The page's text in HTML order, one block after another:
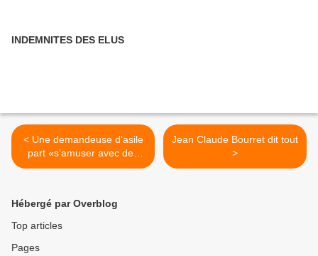
INDEMNITES DES ELUS
< Une demandeuse d’asile
part «s’amuser avec des
copains», sa fille de quatre
Jean Claude Bourret dit tout
>
Hébergé par Overblog
Top articles
Pages